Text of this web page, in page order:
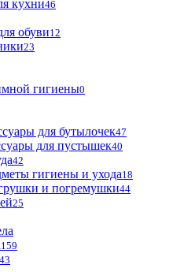
кухни46
обуви12
23
гигиены0
для бутылочек47
для пустышек40
42
гигиены и ухода18
и погремушки44
25
159